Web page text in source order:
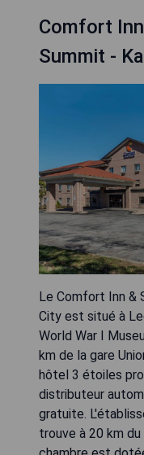
Comfort
Summit -
Le Comfort Inn &
City est situé à
World War I
km de la gare
hôtel 3 étoiles
distributeur
gratuite.
trouve à 20 km